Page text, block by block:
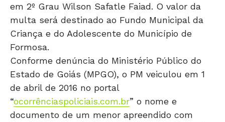
em 2º Grau Wilson Safatle Faiad. O valor da
multa será destinado ao Fundo Municipal da
Criança e do Adolescente do Município de
Formosa.
Conforme denúncia do Ministério Público do
Estado de Goiás (MPGO), o PM veiculou em 1
de abril de 2016 no portal
“ocorrênciaspoliciais.com.br” o nome e
documento de um menor apreendido com